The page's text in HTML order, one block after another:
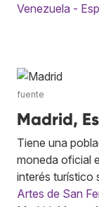
Venezuela -
fuente
Madrid,
Tiene una
moneda oficial
interés turístico
Artes de San